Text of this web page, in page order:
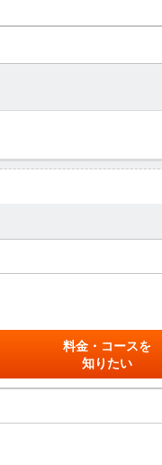
料金・コースを
知りたい